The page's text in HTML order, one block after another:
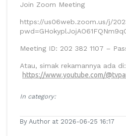
Join Zoom Meeting
https://us06web.zoom.us/j/
Meeting ID: 202 382 1107 –
Atau, simak rekamannya ada di:
https://www.youtube.com/
In category:
By Author at 2026-06-25 16:17